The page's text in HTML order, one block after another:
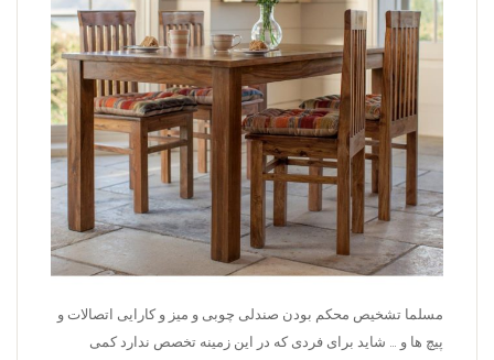
مسلما تشخیص محکم بودن صندلی چوبی و میز و کارایی اتصالات و
پیچ ها و … شاید برای فردی که در این زمینه تخصص ندارد کمی